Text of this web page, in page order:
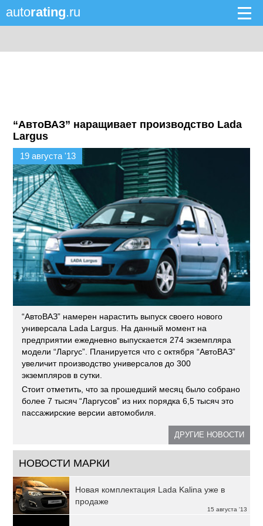
autorating.ru
“АвтоВАЗ” наращивает производство Lada
Largus
19 августа '13
“АвтоВАЗ” намерен нарастить выпуск своего нового
универсала Lada Largus. На данный момент на
предприятии ежедневно выпускается 274 экземпляра
модели “Ларгус”. Планируется что с октября “АвтоВАЗ”
увеличит производство универсалов до 300
экземпляров в сутки.
Стоит отметить, что за прошедший месяц было собрано
более 7 тысяч “Ларгусов” из них порядка 6,5 тысяч это
пассажирские версии автомобиля.
ДРУГИЕ НОВОСТИ
НОВОСТИ МАРКИ
15 августа '13
Новая комплектация Lada Kalina уже в
продаже